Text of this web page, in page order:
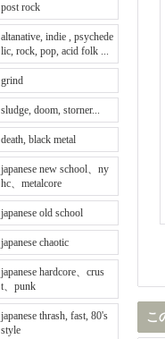
post rock
altanative, indie , psychede
lic, rock, pop, acid folk ...
grind
sludge, doom, storner...
death, black metal
japanese new school、ny
hc、metalcore
japanese old school
japanese chaotic
japanese hardcore、crus
t、punk
japanese thrash, fast, 80's
style
こ